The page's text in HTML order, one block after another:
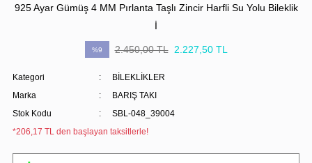
925 Ayar Gümüş 4 MM Pırlanta Taşlı Zincir Harfli Su Yolu Bileklik
İ
%9 2.450,00 TL 2.227,50 TL
Kategori
BİLEKLİKLER
Marka
BARIŞ TAKI
Stok Kodu
SBL-048_39004
*206,17 TL den başlayan taksitlerle!